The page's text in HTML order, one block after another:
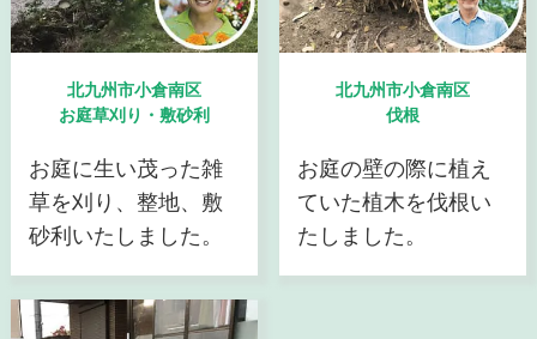
北九州市小倉南区
お庭草刈り・敷砂利
お庭に生い茂った雑
草を刈り、整地、敷
砂利いたしました。
北九州市小倉南区
伐根
お庭の壁の際に植え
ていた植木を伐根い
たしました。